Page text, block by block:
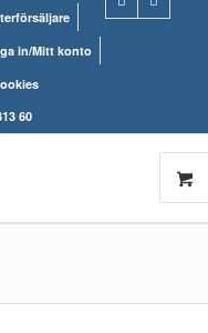
in/Mitt konto
60